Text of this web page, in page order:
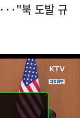
북 도발 규